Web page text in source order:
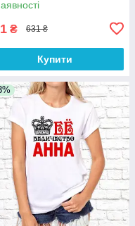
₴ 631 ₴
Купити